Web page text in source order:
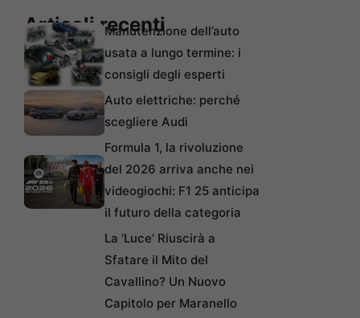
Articoli recentiManutenzione dell’auto
usata a lungo termine: i
consigli degli esperti
Auto elettriche: perché
scegliere Audi
Formula 1, la rivoluzione
del 2026 arriva anche nei
videogiochi: F1 25 anticipa
il futuro della categoria
La ‘Luce’ Riuscirà a
Sfatare il Mito del
Cavallino? Un Nuovo
Capitolo per Maranello